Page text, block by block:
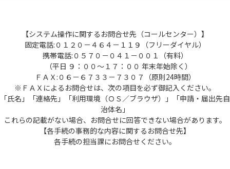
【システム操作に関するお問合せ先（コールセンター）】
固定電話:０１２０－４６４－１１９（フリーダイヤル）
携帯電話:０５７０－０４１－００１（有料）
（平日 ９：００～１７：００ 年末年始除く）
ＦＡＸ:０６－６７３３－７３０７（原則24時間）
※ＦＡＸによるお問合せは、次の項目を必ず御記入ください。
「氏名」「連絡先」「利用環境（ＯＳ／ブラウザ）」「申請・届出先自
治体名」
これらの記載がない場合、お問合せに回答できない場合があります。
【各手続の事務的な内容に関するお問合せ先】
各手続の担当課にお問合せください。